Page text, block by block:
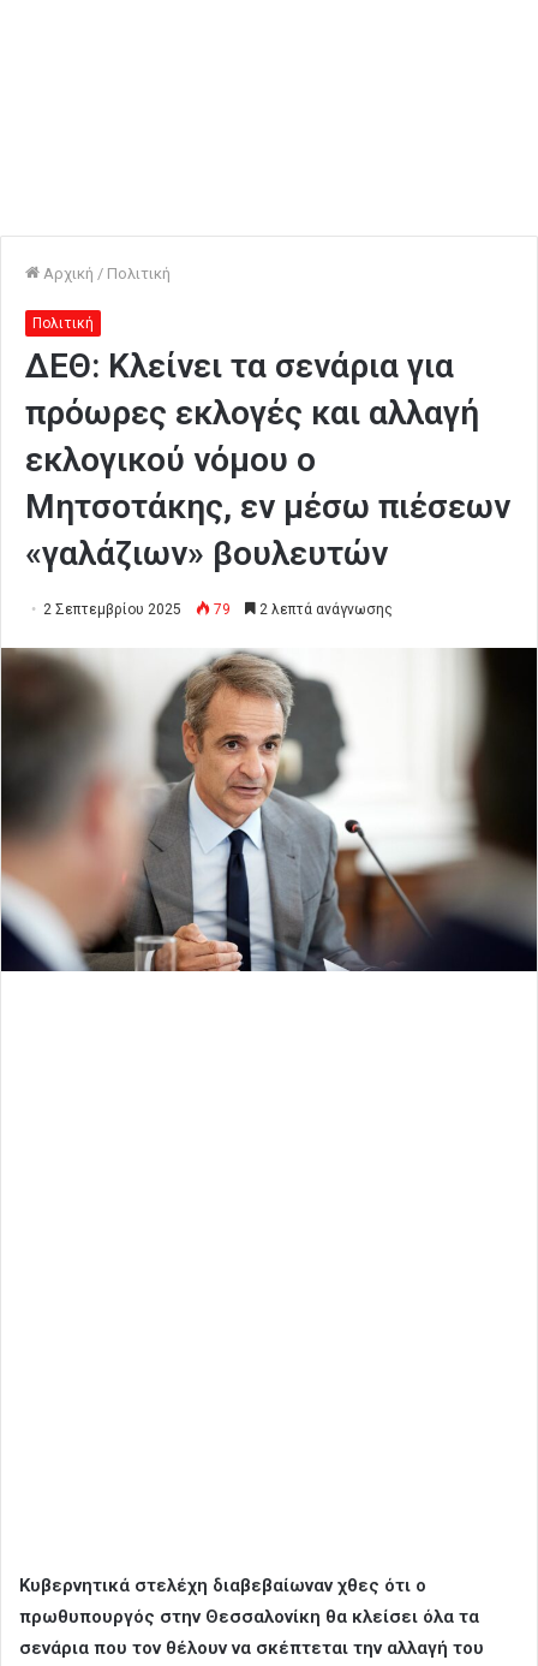
Αρχική / Πολιτική
Πολιτική
ΔΕΘ: Κλείνει τα σενάρια για
πρόωρες εκλογές και αλλαγή
εκλογικού νόμου ο
Μητσοτάκης, εν μέσω πιέσεων
«γαλάζιων» βουλευτών
2 Σεπτεμβρίου 2025 79 2 λεπτά ανάγνωσης
Κυβερνητικά στελέχη διαβεβαίωναν χθες ότι ο
πρωθυπουργός στην Θεσσαλονίκη θα κλείσει όλα τα
σενάρια που τον θέλουν να σκέπτεται την αλλαγή του